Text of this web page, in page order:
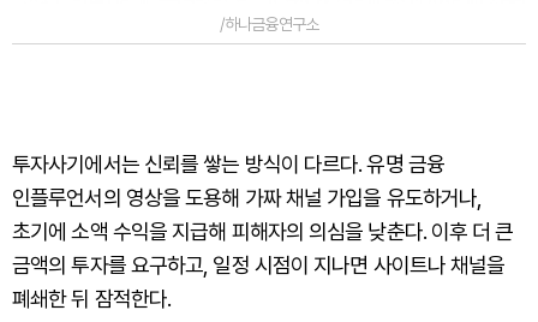
/하나금융연구소
투자사기에서는 신뢰를 쌓는 방식이 다르다. 유명 금융
인플루언서의 영상을 도용해 가짜 채널 가입을 유도하거나,
초기에 소액 수익을 지급해 피해자의 의심을 낮춘다. 이후 더 큰
금액의 투자를 요구하고, 일정 시점이 지나면 사이트나 채널을
폐쇄한 뒤 잠적한다.